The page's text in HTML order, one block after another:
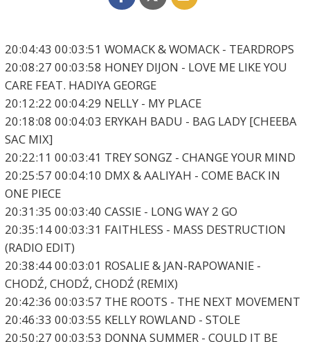
20:04:43 00:03:51 WOMACK & WOMACK - TEARDROPS
20:08:27 00:03:58 HONEY DIJON - LOVE ME LIKE YOU
CARE FEAT. HADIYA GEORGE
20:12:22 00:04:29 NELLY - MY PLACE
20:18:08 00:04:03 ERYKAH BADU - BAG LADY [CHEEBA
SAC MIX]
20:22:11 00:03:41 TREY SONGZ - CHANGE YOUR MIND
20:25:57 00:04:10 DMX & AALIYAH - COME BACK IN
ONE PIECE
20:31:35 00:03:40 CASSIE - LONG WAY 2 GO
20:35:14 00:03:31 FAITHLESS - MASS DESTRUCTION
(RADIO EDIT)
20:38:44 00:03:01 ROSALIE & JAN-RAPOWANIE -
CHODŹ, CHODŹ, CHODŹ (REMIX)
20:42:36 00:03:57 THE ROOTS - THE NEXT MOVEMENT
20:46:33 00:03:55 KELLY ROWLAND - STOLE
20:50:27 00:03:53 DONNA SUMMER - COULD IT BE